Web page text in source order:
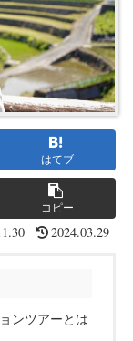
はてブ
コピー
2024.03.29
ンツアーとは